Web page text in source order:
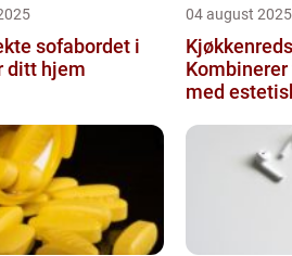
sofabordet i
ditt hjem
04 august 2025
med